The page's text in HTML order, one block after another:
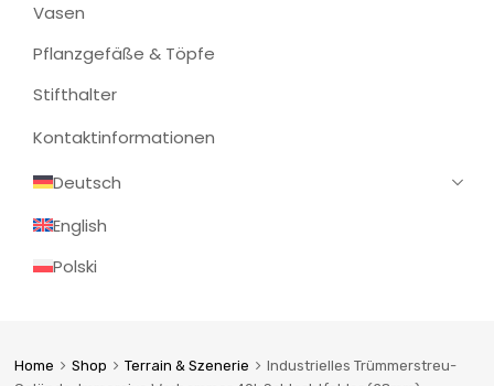
Vasen
Pflanzgefäße & Töpfe
Stifthalter
Kontaktinformationen
Deutsch
English
Polski
Home Shop Terrain & Szenerie
Industrielles Trümmerstreu-